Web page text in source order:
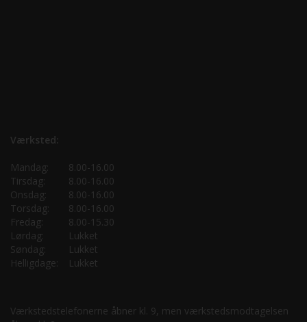
Værksted:
Mandag:
8.00-16.00
Tirsdag:
8.00-16.00
Onsdag:
8.00-16.00
Torsdag:
8.00-16.00
Fredag:
8.00-15.30
Lørdag:
Lukket
Søndag:
Lukket
Helligdage:
Lukket
Værkstedstelefonerne åbner kl. 9, men værkstedsmodtagelsen